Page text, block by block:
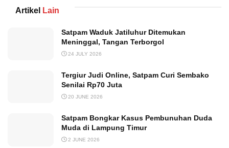
Artikel Lain
Satpam Waduk Jatiluhur Ditemukan
Meninggal, Tangan Terborgol
24 JULY 2026
Tergiur Judi Online, Satpam Curi Sembako
Senilai Rp70 Juta
20 JUNE 2026
Satpam Bongkar Kasus Pembunuhan Duda
Muda di Lampung Timur
2 JUNE 2026